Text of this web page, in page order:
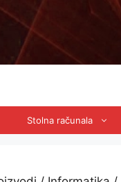
Stolna računala